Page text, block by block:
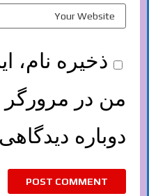
ذخیره نام،
من در مرورگر
دوباره